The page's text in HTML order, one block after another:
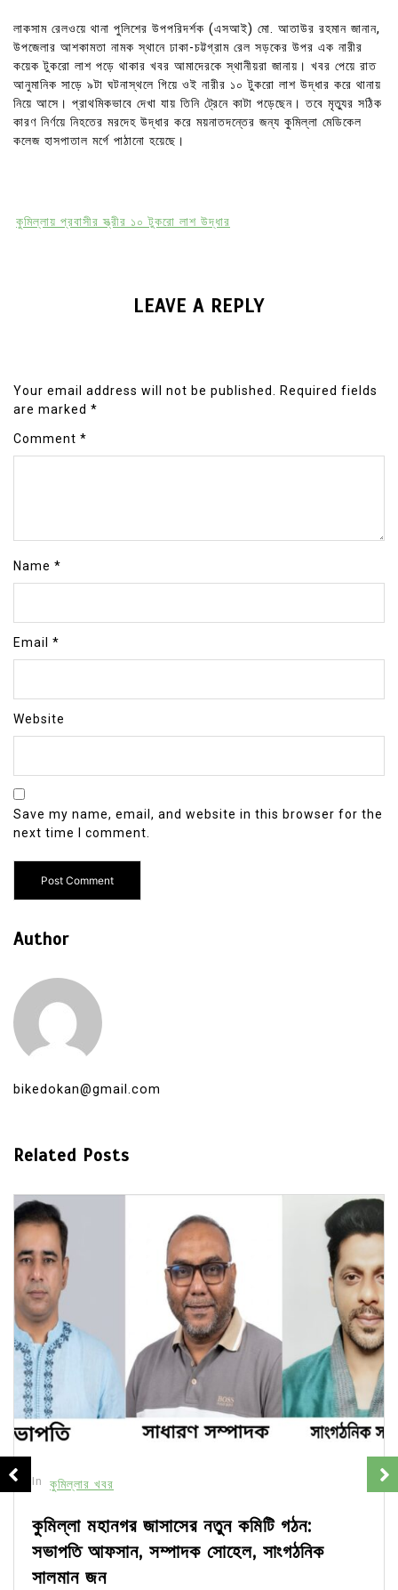
লাকসাম রেলওয়ে থানা পুলিশের উপপরিদর্শক (এসআই) মো. আতাউর রহমান জানান,
উপজেলার আশকামতা নামক স্থানে ঢাকা-চট্টগ্রাম রেল সড়কের উপর এক নারীর
কয়েক টুকরো লাশ পড়ে থাকার খবর আমাদেরকে স্থানীয়রা জানায়। খবর পেয়ে রাত
আনুমানিক সাড়ে ৯টা ঘটনাস্থলে গিয়ে ওই নারীর ১০ টুকরো লাশ উদ্ধার করে থানায়
নিয়ে আসে। প্রাথমিকভাবে দেখা যায় তিনি ট্রেনে কাটা পড়েছেন। তবে মৃত্যুর সঠিক
কারণ নির্ণয়ে নিহতের মরদেহ উদ্ধার করে ময়নাতদন্তের জন্য কুমিল্লা মেডিকেল
কলেজ হাসপাতাল মর্গে পাঠানো হয়েছে।
কুমিল্লায় প্রবাসীর স্ত্রীর ১০ টুকরো লাশ উদ্ধার
LEAVE A REPLY
Your email address will not be published.
Required fields
are marked *
Comment *
Name *
Email *
Website
Save my name, email, and website in this browser for the
next time I comment.
Author
bikedokan@gmail.com
Related Posts
In কুমিল্লার খবর
কুমিল্লা মহানগর জাসাসের নতুন কমিটি গঠন:
সভাপতি আফসান, সম্পাদক সোহেল, সাংগঠনিক
সালমান জন